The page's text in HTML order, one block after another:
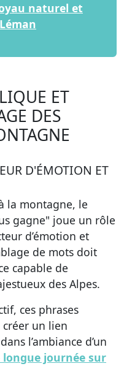
naturel et
ET
DES
D'ÉMOTION ET
la montagne, le
gagne" joue un rôle
d’émotion et
de mots doit
capable de
des Alpes.
ces phrases
créer un lien
l’ambiance d’un
longue journée sur